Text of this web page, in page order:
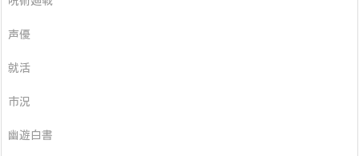
声優
就活
市況
幽遊白書